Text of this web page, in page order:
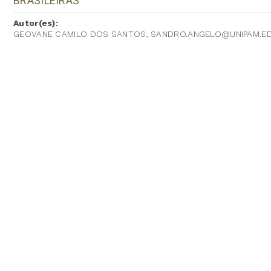
Autor(es):
GEOVANE CAMILO DOS SANTOS,